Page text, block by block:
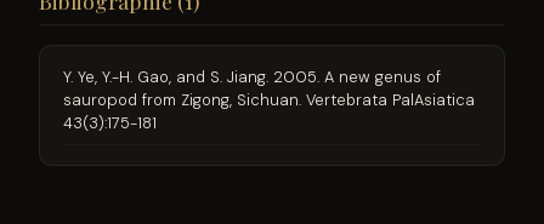
Y. Ye, Y.-H. Gao, and S. Jiang. 2005. A new genus of
sauropod from Zigong, Sichuan. Vertebrata PalAsiatica
43(3):175-181